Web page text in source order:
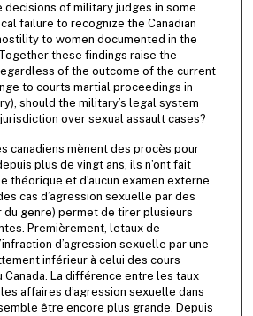
decisions of military judges in some
failure to recognize the Canadian
to women documented in the
these findings raise the
of the outcome of the current
to courts martial proceedings in
should the military’s legal system
over sexual assault cases?
canadiens mènent des procès pour
plus de vingt ans, ils n’ont fait
théorique et d’aucun examen externe.
cas d’agression sexuelle par des
genre) permet de tirer plusieurs
Premièrement, letaux de
d’agression sexuelle par une
inférieur à celui des cours
La différence entre les taux
affaires d’agression sexuelle dans
être encore plus grande. Depuis